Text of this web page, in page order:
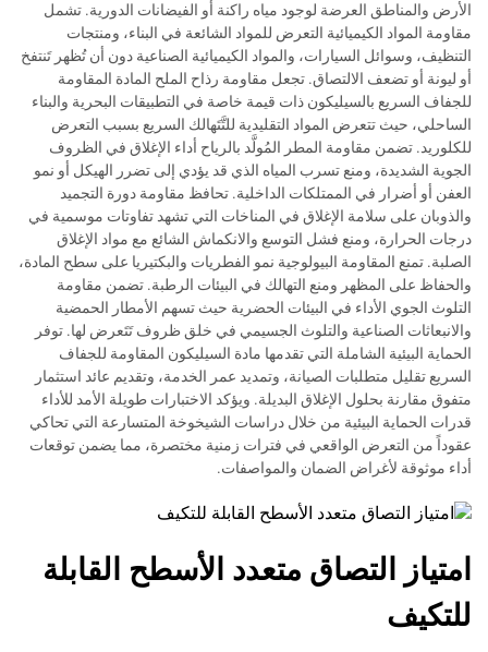
الأرض والمناطق العرضة لوجود مياه راكنة أو الفيضانات الدورية. تشمل
مقاومة المواد الكيميائية التعرض للمواد الشائعة في البناء، ومنتجات
التنظيف، وسوائل السيارات، والمواد الكيميائية الصناعية دون أن تُظهر تَنتفخ
أو ليونة أو تضعف الالتصاق. تجعل مقاومة رذاح الملح المادة المقاومة
للجفاف السريع بالسيليكون ذات قيمة خاصة في التطبيقات البحرية والبناء
الساحلي، حيث تتعرض المواد التقليدية للتَّتَهالك السريع بسبب التعرض
للكلوريد. تضمن مقاومة المطر المُولَّد بالرياح أداء الإغلاق في الظروف
الجوية الشديدة، ومنع تسرب المياه الذي قد يؤدي إلى تضرر الهيكل أو نمو
العفن أو أضرار في الممتلكات الداخلية. تحافظ مقاومة دورة التجميد
والذوبان على سلامة الإغلاق في المناخات التي تشهد تفاوتات موسمية في
درجات الحرارة، ومنع فشل التوسع والانكماش الشائع مع مواد الإغلاق
الصلبة. تمنع المقاومة البيولوجية نمو الفطريات والبكتيريا على سطح المادة،
والحفاظ على المظهر ومنع التهالك في البيئات الرطبة. تضمن مقاومة
التلوث الجوي الأداء في البيئات الحضرية حيث تسهم الأمطار الحمضية
والانبعاثات الصناعية والتلوث الجسيمي في خلق ظروف تَتَعرض لها. توفر
الحماية البيئية الشاملة التي تقدمها مادة السيليكون المقاومة للجفاف
السريع تقليل متطلبات الصيانة، وتمديد عمر الخدمة، وتقديم عائد استثمار
متفوق مقارنة بحلول الإغلاق البديلة. ويؤكد الاختبارات طويلة الأمد للأداء
قدرات الحماية البيئية من خلال دراسات الشيخوخة المتسارعة التي تحاكي
عقوداً من التعرض الواقعي في فترات زمنية مختصرة، مما يضمن توقعات
أداء موثوقة لأغراض الضمان والمواصفات.
امتياز التصاق متعدد الأسطح القابلة
للتكيف